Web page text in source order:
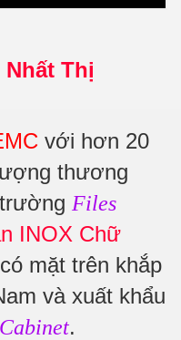
Thị
với hơn 20
thương
Files
INOX Chữ
mặt trên khắp
và xuất khẩu
.